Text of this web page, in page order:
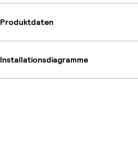
Produktdaten
Installationsdiagramme